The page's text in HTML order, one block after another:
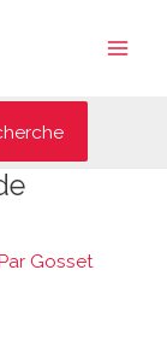
Gosset